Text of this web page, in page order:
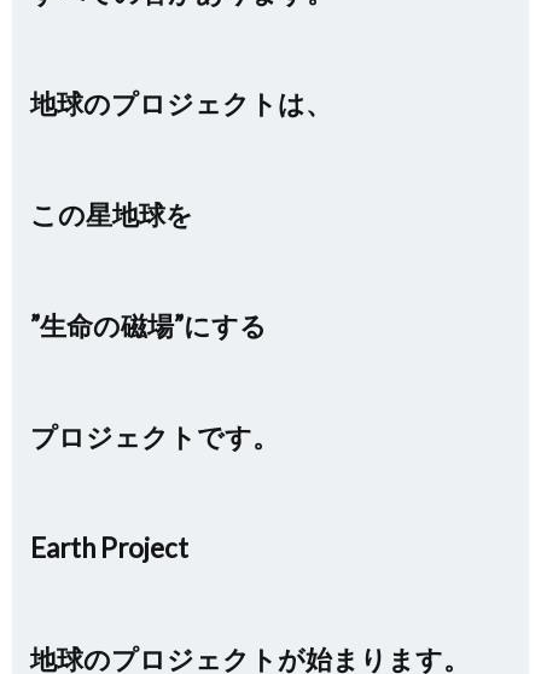
地球のプロジェクトは、
この星地球を
”生命の磁場”にする
プロジェクトです。
Earth Project
地球のプロジェクトが始まります。